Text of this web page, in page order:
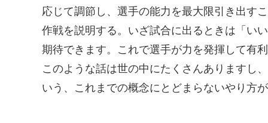
応じて調節し、選手の能力を最大限引き出す
作戦を説明する。いざ試合に出るときは「い
期待できます。これで選手が力を発揮して有
このような話は世の中にたくさんありますし
いう、これまでの概念にとどまらないやり方